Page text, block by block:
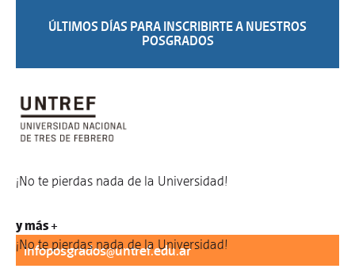
ÚLTIMOS DÍAS PARA INSCRIBIRTE A NUESTROS
POSGRADOS
¡No te pierdas nada de la Universidad!
y más +
¡No te pierdas nada de la Universidad!
Para informes:
infoposgrados@untref.edu.ar